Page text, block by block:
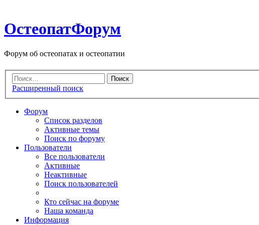
ОстеопатФорум
Форум об остеопатах и остеопатии
Расширенный поиск
Форум
Список разделов
Активные темы
Поиск по форуму
Пользователи
Все пользователи
Активные
Неактивные
Поиск пользователей
Кто сейчас на форуме
Наша команда
Информация